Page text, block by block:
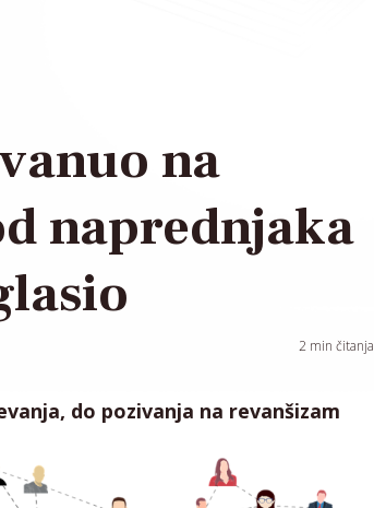
na
naprednjaka
2 min čitanja
do pozivanja na revanšizam